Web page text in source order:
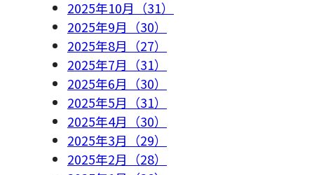
2025年10月（31）
2025年9月（30）
2025年8月（27）
2025年7月（31）
2025年6月（30）
2025年5月（31）
2025年4月（30）
2025年3月（29）
2025年2月（28）